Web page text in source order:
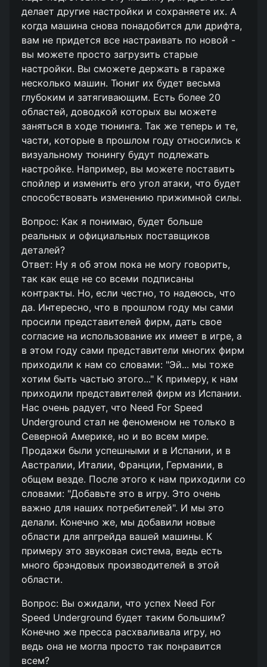
делает другие настройки и сохраняете их. А
когда машина снова понадобится дли дрифта,
вам не придется все настраивать по новой -
вы можете просто загрузить старые
настройки. Вы сможете держать в гараже
несколько машин. Тюниг их будет весьма
глубоким и затягивающим. Есть более 20
областей, доводкой которых вы можете
заняться в ходе тюнинга. Так же теперь и те,
части, которые в прошлом году относились к
визуальному тюнингу будут подлежать
настройке. Например, вы можете поставить
спойлер и изменить его угол атаки, что будет
способствовать изменению прижимной силы.
Вопрос: Как я понимаю, будет больше
реальных и официальных поставщиков
деталей?
Ответ: Ну я об этом пока не могу говорить,
так как еще не со всеми подписаны
контракты. Но, если честно, то надеюсь, что
да. Интересно, что в прошлом году мы сами
просили представителей фирм, дать свое
согласие на использование их имеет в игре, а
в этом году сами представители многих фирм
приходили к нам со словами: "Эй... мы тоже
хотим быть частью этого..." К примеру, к нам
приходили представителей фирм из Испании.
Нас очень радует, что Need For Speed
Underground стал не феноменом не только в
Северной Америке, но и во всем мире.
Продажи были успешными и в Испании, и в
Австралии, Италии, Франции, Германии, в
общем везде. После этого к нам приходили со
словами: "Добавьте это в игру. Это очень
важно для наших потребителей". И мы это
делали. Конечно же, мы добавили новые
области для апгрейда вашей машины. К
примеру это звуковая система, ведь есть
много брэндовых производителей в этой
области.
Вопрос: Вы ожидали, что успех Need For
Speed Underground будет таким большим?
Конечно же пресса расхваливала игру, но
ведь она не могла просто так понравится
всем?